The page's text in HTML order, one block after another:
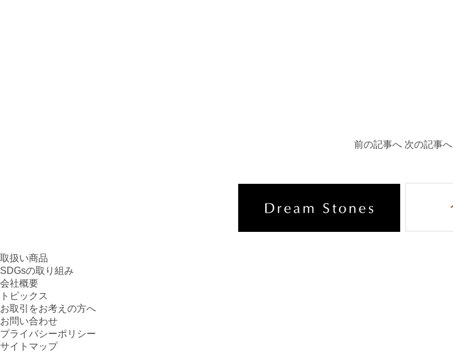
前の記事へ 次の記事へ
取扱い商品
SDGsの取り組み
会社概要
トピックス
お取引をお考えの方へ
お問い合わせ
プライバシーポリシー
サイトマップ